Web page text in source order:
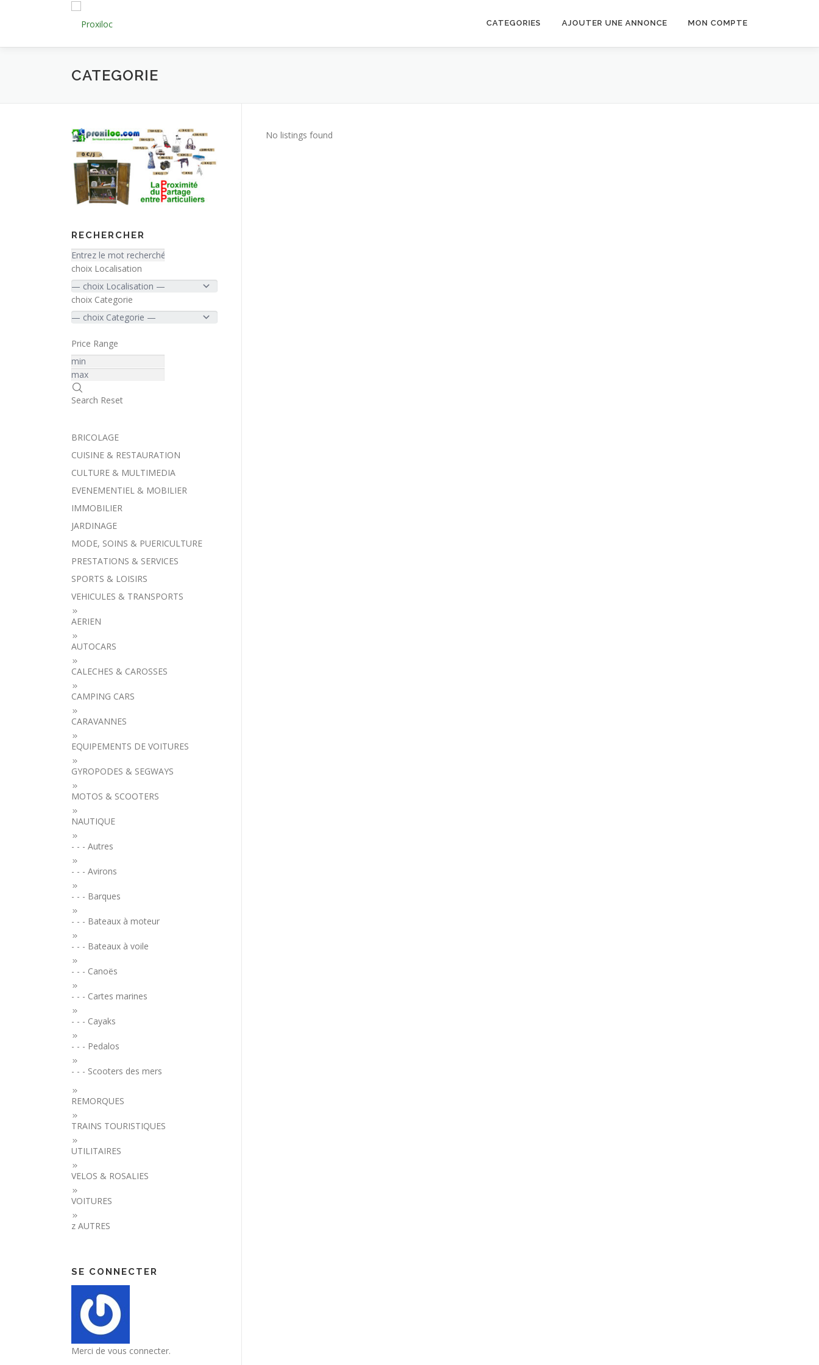
CATEGORIES AJOUTER UNE ANNONCE MON COMPTE
CATEGORIE
No listings found
RECHERCHER
choix Localisation
choix Categorie
Price Range
Search Reset
BRICOLAGE
CUISINE & RESTAURATION
CULTURE & MULTIMEDIA
EVENEMENTIEL & MOBILIER
IMMOBILIER
JARDINAGE
MODE, SOINS & PUERICULTURE
PRESTATIONS & SERVICES
SPORTS & LOISIRS
VEHICULES & TRANSPORTS
AERIEN
AUTOCARS
CALECHES & CAROSSES
CAMPING CARS
CARAVANNES
EQUIPEMENTS DE VOITURES
GYROPODES & SEGWAYS
MOTOS & SCOOTERS
NAUTIQUE
- - - Autres
- - - Avirons
- - - Barques
- - - Bateaux à moteur
- - - Bateaux à voile
- - - Canoës
- - - Cartes marines
- - - Cayaks
- - - Pedalos
- - - Scooters des mers
REMORQUES
TRAINS TOURISTIQUES
UTILITAIRES
VELOS & ROSALIES
VOITURES
z AUTRES
SE CONNECTER
Merci de vous connecter.